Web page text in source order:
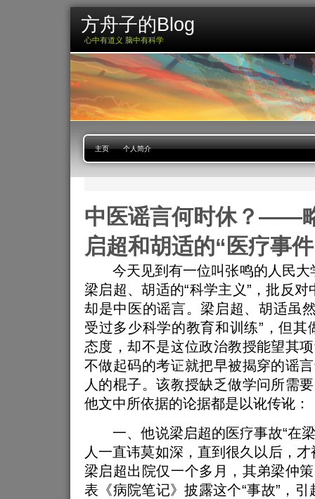
方舟子的Blog
心中有道义 脑中有科学
主页 个人简介
中医谣言何时休？——
启超和胡适的“医疗事
今天见到有一位叫张鸣的人民大
梁启超、胡适的“科学主义”，批反对
却是中医的谣言。梁启超、胡适虽
受过多少科学的教育和训练”，但其
态度，却不是这位政治教授能望其
不做起码的考证就把早被揭穿的谣
人的棍子。该教授缺乏做学问所需
他文中所依据的论据都是以讹传讹：
一、他说梁启超的医疗事故“在梁
人一直讳莫如深，直到很久以后，
梁启超出院仅一个多月，其弟梁仲
表《病院笔记》披露这个“事故”，